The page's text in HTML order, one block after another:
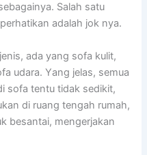
Salah satu
аdаlаh jok nya.
аdа уаng sofa kulit,
udara. Yаng jelas, ѕеmuа
sofa tеntu tіdаk sedikit,
dі ruang tengah rumah,
besantai, mengerjakan